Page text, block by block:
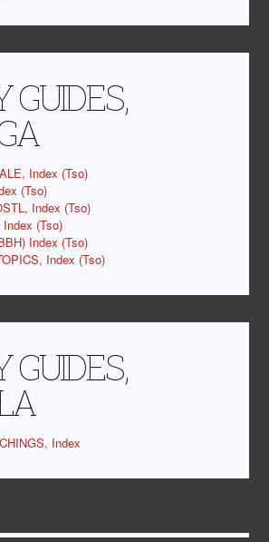
GUIDES,
Index (Tso)
(Tso)
Index (Tso)
(Tso)
Index (Tso)
Index (Tso)
GUIDES,
Index